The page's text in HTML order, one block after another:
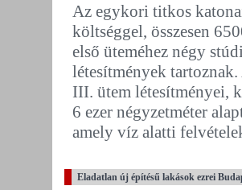
Az egykori titkos
költséggel, összesen
első üteméhez négy
létesítmények
III. ütem létesítményei,
6 ezer négyzetméter
amely víz alatti
Eladatlan új építésű lakások ezrei